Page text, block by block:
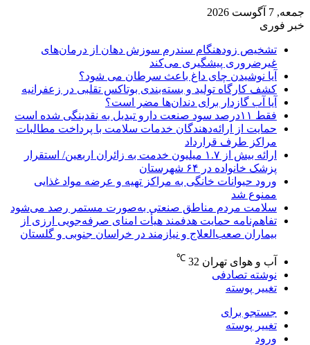
جمعه, 7 آگوست 2026
خبر فوری
تشخیص زودهنگام سندرم سوزش دهان از درمان‌های
غیرضروری پیشگیری می‌کند
آیا نوشیدن چای داغ باعث سرطان می شود؟
کشف کارگاه تولید و بسته‌بندی بوتاکس تقلبی در زعفرانیه
آیا آب گازدار برای دندان‌ها مضر است؟
فقط ۱۱‌درصد سود صنعت دارو تبدیل به نقدینگی شده است
حمایت از ارائه‌دهندگان خدمات سلامت با پرداخت مطالبات
مراکز طرف قرارداد
ارائه بیش از ۱.۷ میلیون خدمت به زائران اربعین/ استقرار
پزشک خانواده در ۶۴ شهرستان
ورود حیوانات خانگی به مراکز تهیه و عرضه مواد غذایی
ممنوع شد
سلامت مردم مناطق صنعتی به‌صورت مستمر رصد می‌شود
تفاهم‌نامه حمایت هدفمند هیأت امنای صرفه‌جویی ارزی از
بیماران صعب‌العلاج و نیازمند در خراسان جنوبی و گلستان
آب و هوای تهران 32
℃
نوشته تصادفی
تغییر پوسته
جستجو برای
تغییر پوسته
ورود